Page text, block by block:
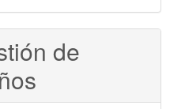
de